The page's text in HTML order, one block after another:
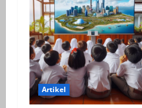
Artikel